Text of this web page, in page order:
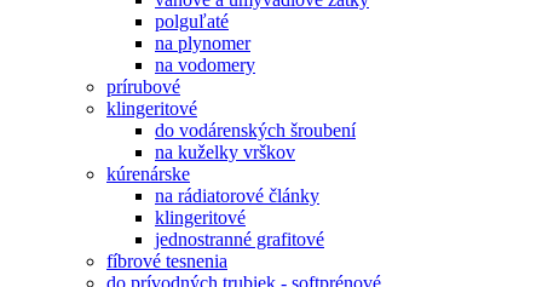
polguľaté
na plynomer
na vodomery
prírubové
klingeritové
do vodárenských šroubení
na kuželky vrškov
kúrenárske
na rádiatorové články
klingeritové
jednostranné grafitové
fíbrové tesnenia
do prívodných trubiek - softprénové